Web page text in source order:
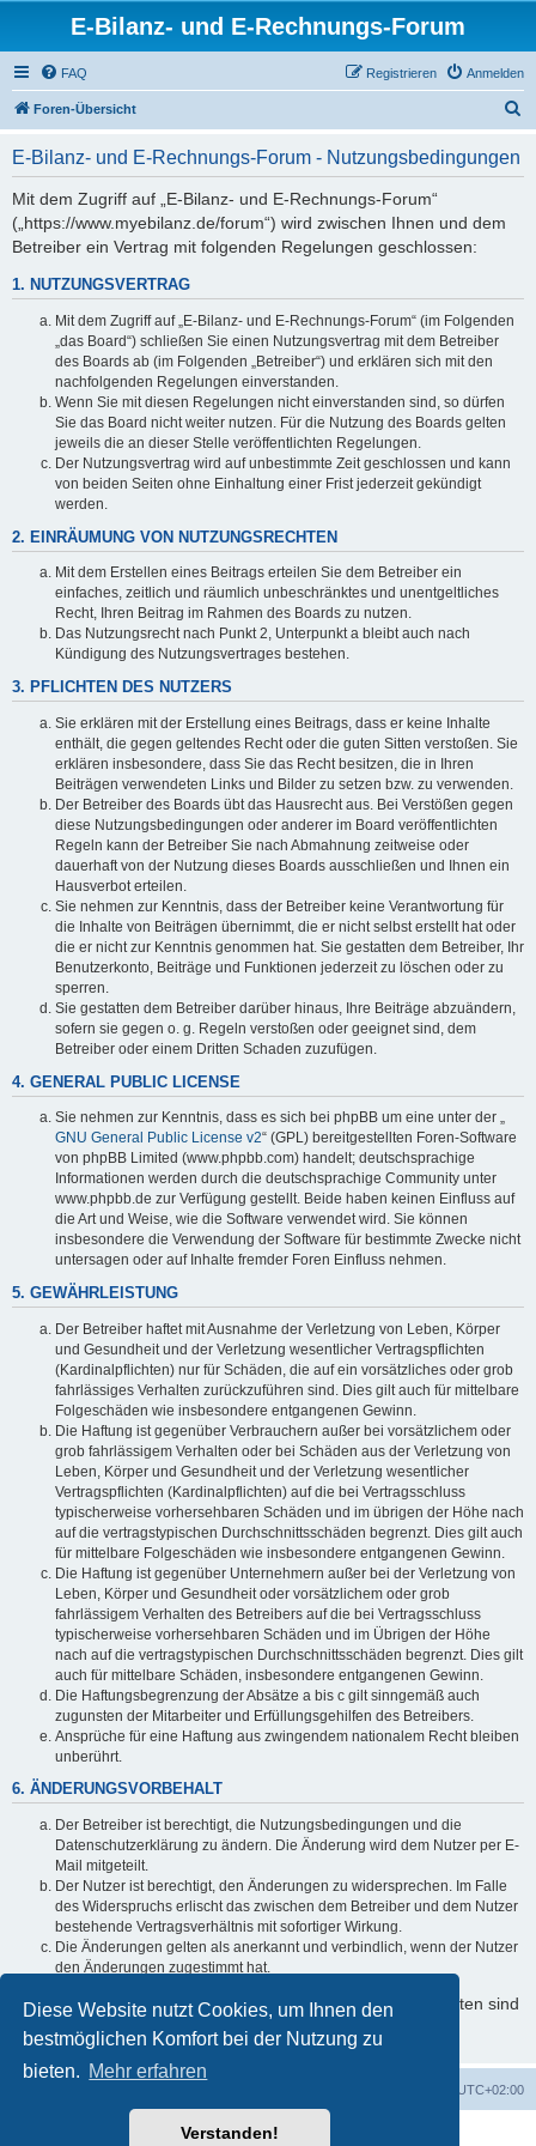
Diese Website nutzt Cookies, um Ihnen den
bestmöglichen Komfort bei der Nutzung zu
bieten. Mehr erfahren
Verstanden!
E-Bilanz- und E-Rechnungs-Forum
FAQ Anmelden
Registrieren
Foren-Übersicht
E-Bilanz- und E-Rechnungs-Forum - Nutzungsbedingungen
Mit dem Zugriff auf „E-Bilanz- und E-Rechnungs-Forum“
(„https://www.myebilanz.de/forum“) wird zwischen Ihnen und dem
Betreiber ein Vertrag mit folgenden Regelungen geschlossen:
1. NUTZUNGSVERTRAG
Mit dem Zugriff auf „E-Bilanz- und E-Rechnungs-Forum“ (im Folgenden
„das Board“) schließen Sie einen Nutzungsvertrag mit dem Betreiber
des Boards ab (im Folgenden „Betreiber“) und erklären sich mit den
nachfolgenden Regelungen einverstanden.
Wenn Sie mit diesen Regelungen nicht einverstanden sind, so dürfen
Sie das Board nicht weiter nutzen. Für die Nutzung des Boards gelten
jeweils die an dieser Stelle veröffentlichten Regelungen.
Der Nutzungsvertrag wird auf unbestimmte Zeit geschlossen und kann
von beiden Seiten ohne Einhaltung einer Frist jederzeit gekündigt
werden.
2. EINRÄUMUNG VON NUTZUNGSRECHTEN
Mit dem Erstellen eines Beitrags erteilen Sie dem Betreiber ein
einfaches, zeitlich und räumlich unbeschränktes und unentgeltliches
Recht, Ihren Beitrag im Rahmen des Boards zu nutzen.
Das Nutzungsrecht nach Punkt 2, Unterpunkt a bleibt auch nach
Kündigung des Nutzungsvertrages bestehen.
3. PFLICHTEN DES NUTZERS
Sie erklären mit der Erstellung eines Beitrags, dass er keine Inhalte
enthält, die gegen geltendes Recht oder die guten Sitten verstoßen. Sie
erklären insbesondere, dass Sie das Recht besitzen, die in Ihren
Beiträgen verwendeten Links und Bilder zu setzen bzw. zu verwenden.
Der Betreiber des Boards übt das Hausrecht aus. Bei Verstößen gegen
diese Nutzungsbedingungen oder anderer im Board veröffentlichten
Regeln kann der Betreiber Sie nach Abmahnung zeitweise oder
dauerhaft von der Nutzung dieses Boards ausschließen und Ihnen ein
Hausverbot erteilen.
Sie nehmen zur Kenntnis, dass der Betreiber keine Verantwortung für
die Inhalte von Beiträgen übernimmt, die er nicht selbst erstellt hat oder
die er nicht zur Kenntnis genommen hat. Sie gestatten dem Betreiber, Ihr
Benutzerkonto, Beiträge und Funktionen jederzeit zu löschen oder zu
sperren.
Sie gestatten dem Betreiber darüber hinaus, Ihre Beiträge abzuändern,
sofern sie gegen o. g. Regeln verstoßen oder geeignet sind, dem
Betreiber oder einem Dritten Schaden zuzufügen.
4. GENERAL PUBLIC LICENSE
Sie nehmen zur Kenntnis, dass es sich bei phpBB um eine unter der „
GNU General Public License v2“ (GPL) bereitgestellten Foren-Software
von phpBB Limited (www.phpbb.com) handelt; deutschsprachige
Informationen werden durch die deutschsprachige Community unter
www.phpbb.de zur Verfügung gestellt. Beide haben keinen Einfluss auf
die Art und Weise, wie die Software verwendet wird. Sie können
insbesondere die Verwendung der Software für bestimmte Zwecke nicht
untersagen oder auf Inhalte fremder Foren Einfluss nehmen.
5. GEWÄHRLEISTUNG
Der Betreiber haftet mit Ausnahme der Verletzung von Leben, Körper
und Gesundheit und der Verletzung wesentlicher Vertragspflichten
(Kardinalpflichten) nur für Schäden, die auf ein vorsätzliches oder grob
fahrlässiges Verhalten zurückzuführen sind. Dies gilt auch für mittelbare
Folgeschäden wie insbesondere entgangenen Gewinn.
Die Haftung ist gegenüber Verbrauchern außer bei vorsätzlichem oder
grob fahrlässigem Verhalten oder bei Schäden aus der Verletzung von
Leben, Körper und Gesundheit und der Verletzung wesentlicher
Vertragspflichten (Kardinalpflichten) auf die bei Vertragsschluss
typischerweise vorhersehbaren Schäden und im übrigen der Höhe nach
auf die vertragstypischen Durchschnittsschäden begrenzt. Dies gilt auch
für mittelbare Folgeschäden wie insbesondere entgangenen Gewinn.
Die Haftung ist gegenüber Unternehmern außer bei der Verletzung von
Leben, Körper und Gesundheit oder vorsätzlichem oder grob
fahrlässigem Verhalten des Betreibers auf die bei Vertragsschluss
typischerweise vorhersehbaren Schäden und im Übrigen der Höhe
nach auf die vertragstypischen Durchschnittsschäden begrenzt. Dies gilt
auch für mittelbare Schäden, insbesondere entgangenen Gewinn.
Die Haftungsbegrenzung der Absätze a bis c gilt sinngemäß auch
zugunsten der Mitarbeiter und Erfüllungsgehilfen des Betreibers.
Ansprüche für eine Haftung aus zwingendem nationalem Recht bleiben
unberührt.
6. ÄNDERUNGSVORBEHALT
Der Betreiber ist berechtigt, die Nutzungsbedingungen und die
Datenschutzerklärung zu ändern. Die Änderung wird dem Nutzer per E-
Mail mitgeteilt.
Der Nutzer ist berechtigt, den Änderungen zu widersprechen. Im Falle
des Widerspruchs erlischt das zwischen dem Betreiber und dem Nutzer
bestehende Vertragsverhältnis mit sofortiger Wirkung.
Die Änderungen gelten als anerkannt und verbindlich, wenn der Nutzer
den Änderungen zugestimmt hat.
Informationen über den Umgang mit Ihren persönlichen Daten sind
in der Datenschutzerklärung enthalten.
UTC+02:00
Powered byphpBB® Forum Software © phpBB Limited